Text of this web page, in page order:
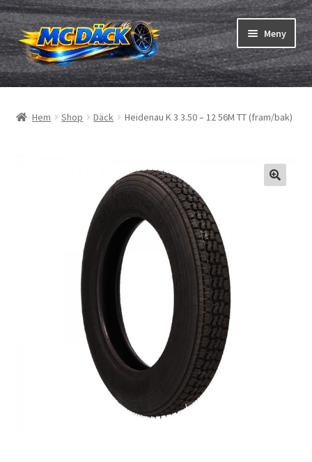
Hoppa
till
navigering
Hoppa
till
innehåll
Meny
Däck
Slangar & fälgband
Hem Shop Däck Heidenau K 3 3.50 – 12 56M TT (fram/bak)